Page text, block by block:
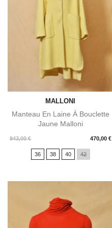
MALLONI
Manteau En Laine À Bouclette
Jaune Malloni
943,00 € 470,00 €
Prix
36 38 40 42